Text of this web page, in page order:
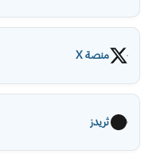
منصة X
ثريدز